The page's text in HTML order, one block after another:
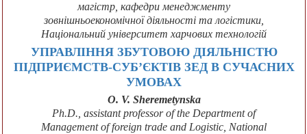
магістр, кафедри менеджменту
зовнішньоекономічної діяльності та логістики,
Національний університет харчових технологій
УПРАВЛІННЯ ЗБУТОВОЮ ДІЯЛЬНІСТЮ
ПІДПРИЄМСТВ-СУБ’ЄКТІВ ЗЕД В СУЧАСНИХ
УМОВАХ
O. V. Sheremetynska
Ph.D., assistant professor of the Department of
Management of foreign trade and Logistic, National